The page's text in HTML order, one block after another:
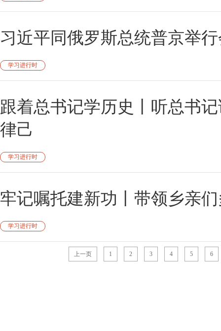
习近平同俄罗斯总统普京举
学习进行时
跟着总书记学历史丨听总书
律己
学习进行时
牢记嘱托建新功丨带领乡亲
学习进行时
上一页 1 2 3 4 5 6